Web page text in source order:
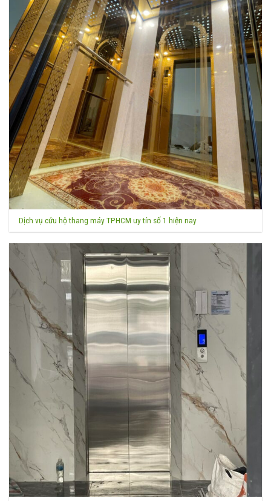
Dịch vụ cứu hộ thang máy TPHCM uy tín số 1 hiện nay